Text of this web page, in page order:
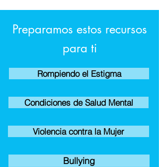
Preparamos estos recursos
para ti
Rompiendo el Estigma
Condiciones de Salud Mental
Violencia contra la Mujer
Bullying